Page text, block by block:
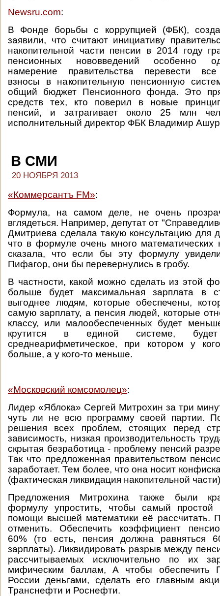
Newsru.com:
В Фонде борьбы с коррупцией (ФБК),
заявили, что считают инициативу
накопительной части пенсии в 2014 году
пенсионных нововведений особенно
намерение правительства перевести
взносы в накопительную пенсионную
общий бюджет Пенсионного фонда. Это
средств тех, кто поверил в новые
пенсий, и затрагивает около 25 млн
исполнительный директор ФБК Владимир
В СМИ
20 НОЯБРЯ 2013
«Коммерсантъ FM»:
Формула, на самом деле, не очень
вглядеться. Например, депутат от
Дмитриева сделала такую консультацию для
что в формуле очень много
сказала, что если бы эту формулу
Пифагор, они бы перевернулись в гробу.
В частности, какой можно сделать из этой
больше будет максимальная зарплата в
выгоднее людям, которые обеспечены,
самую зарплату, а пенсия людей, которые
классу, или малообеспеченных будет
крутится в единой системе,
среднеарифметическое, при котором у
больше, а у кого-то меньше.
«Московский комсомолец»:
Лидер «Яблока» Сергей Митрохин за три
чуть ли не всю программу своей партии.
решения всех проблем, стоящих перед
зависимость, низкая производительность
скрытая безработица - проблему пенсий
Так что предложенная правительством
заработает. Тем более, что она носит
(фактическая ликвидация накопительной
Предложения Митрохина также были
формулу упростить, чтобы самый простой
помощи высшей математики её рассчитать.
отменить. Обеспечить коэффициент
60% (то есть, пенсия должна равняться
зарплаты). Ликвидировать разрыв между
рассчитываемых исключительно по их
мифическим баллам, А чтобы обеспечить
России деньгами, сделать его главным
Транснефти и Роснефти.